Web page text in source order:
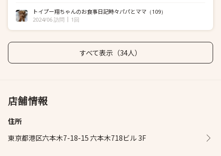
トイプー翔ちゃんのお食事日記時々パパとママ （109）
2024/06 訪問
1回
すべて表示（34人）
店舗情報
住所
東京都港区六本木7-18-15 六本木718ビル 3F